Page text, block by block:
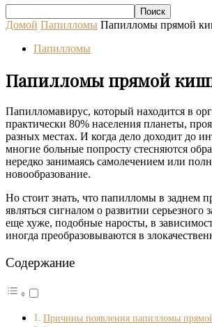
Домой Папилломы Папилломы прямой
Папилломы
Папилломы прямой
Папилломавирус, который находится в
практически 80% населения планеты,
разных местах. И когда дело доходит до
многие больные попросту стесняются
нередко занимаясь самолечением или
новообразование.
Но стоит знать, что папилломы в заднем
являться сигналом о развитии серьезного
еще хуже, подобные наросты, в
иногда преобразовываются в
Содержание
Причины появления папилломы